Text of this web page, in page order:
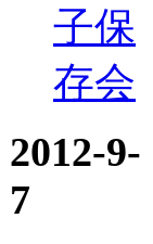
子保
存会
2012-9-
7